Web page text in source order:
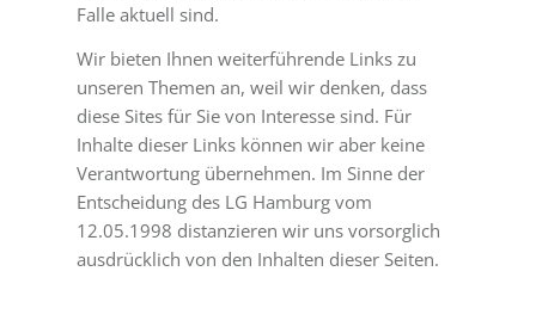
Falle aktuell sind.
Wir bieten Ihnen weiterführende Links zu
unseren Themen an, weil wir denken, dass
diese Sites für Sie von Interesse sind. Für
Inhalte dieser Links können wir aber keine
Verantwortung übernehmen. Im Sinne der
Entscheidung des LG Hamburg vom
12.05.1998 distanzieren wir uns vorsorglich
ausdrücklich von den Inhalten dieser Seiten.